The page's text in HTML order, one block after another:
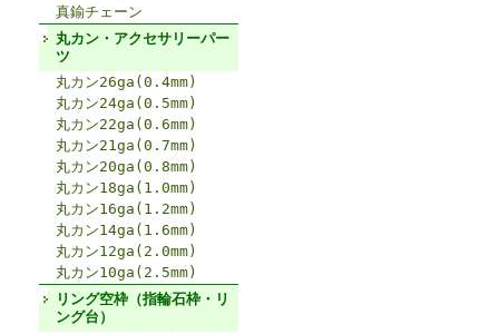
真鍮チェーン
丸カン・アクセサリーパー
ツ
丸カン26ga(0.4mm)
丸カン24ga(0.5mm)
丸カン22ga(0.6mm)
丸カン21ga(0.7mm)
丸カン20ga(0.8mm)
丸カン18ga(1.0mm)
丸カン16ga(1.2mm)
丸カン14ga(1.6mm)
丸カン12ga(2.0mm)
丸カン10ga(2.5mm)
リング空枠（指輪石枠・リ
ング台）